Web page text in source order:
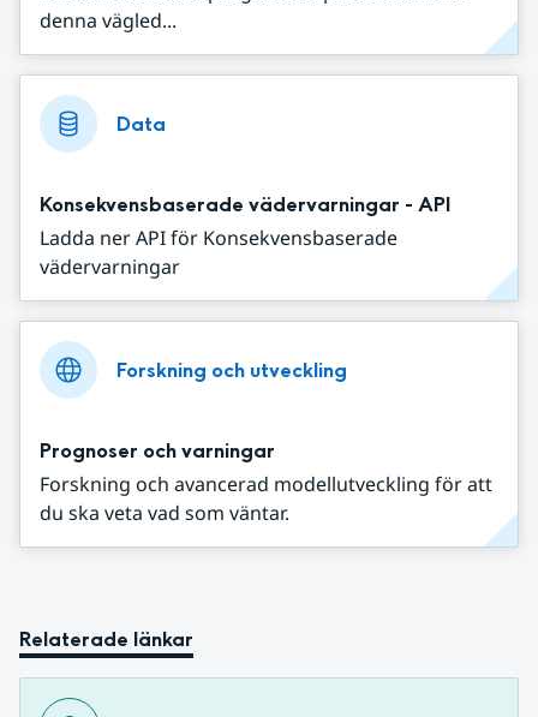
denna vägled...
Data
Konsekvensbaserade vädervarningar - API
Ladda ner API för Konsekvensbaserade
vädervarningar
Forskning och utveckling
Prognoser och varningar
Forskning och avancerad modellutveckling för att
du ska veta vad som väntar.
Relaterade länkar